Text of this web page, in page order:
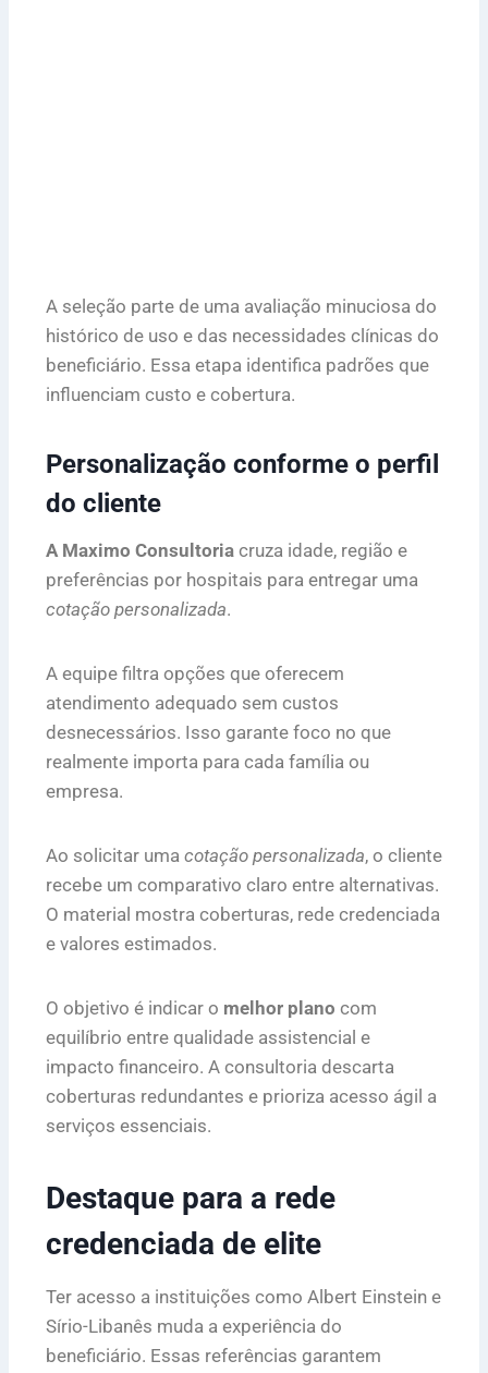
A seleção parte de uma avaliação minuciosa do
histórico de uso e das necessidades clínicas do
beneficiário. Essa etapa identifica padrões que
influenciam custo e cobertura.
Personalização conforme o perfil
do cliente
A Maximo Consultoria cruza idade, região e
preferências por hospitais para entregar uma
cotação personalizada.
A equipe filtra opções que oferecem
atendimento adequado sem custos
desnecessários. Isso garante foco no que
realmente importa para cada família ou
empresa.
Ao solicitar uma cotação personalizada, o cliente
recebe um comparativo claro entre alternativas.
O material mostra coberturas, rede credenciada
e valores estimados.
O objetivo é indicar o melhor plano com
equilíbrio entre qualidade assistencial e
impacto financeiro. A consultoria descarta
coberturas redundantes e prioriza acesso ágil a
serviços essenciais.
Destaque para a rede
credenciada de elite
Ter acesso a instituições como Albert Einstein e
Sírio-Libanês muda a experiência do
beneficiário. Essas referências garantem